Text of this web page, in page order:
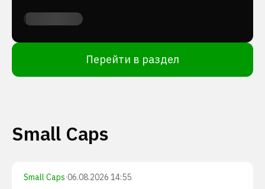
Перейти в раздел
Small Caps
Small Caps·06.08.2026 14:55